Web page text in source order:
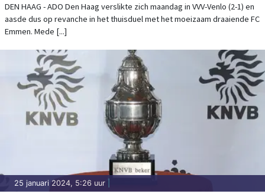
DEN HAAG - ADO Den Haag verslikte zich maandag in VVV-Venlo (2-1) en
aasde dus op revanche in het thuisduel met het moeizaam draaiende FC
Emmen. Mede [...]
25 januari 2024, 5:26 uur